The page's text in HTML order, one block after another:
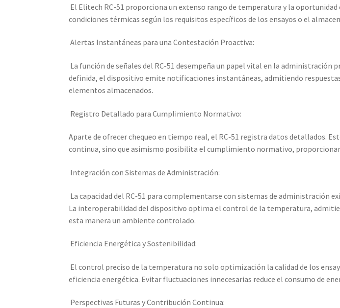
El Elitech RC-51 proporciona un extenso rango de temperatura y la
condiciones térmicas según los requisitos específicos de los ensayos o el
Alertas Instantáneas para una Contestación Proactiva:
La función de señales del RC-51 desempeña un papel vital en la
definida, el dispositivo emite notificaciones instantáneas, admitiendo
elementos almacenados.
Registro Detallado para Cumplimiento Normativo:
Aparte de ofrecer chequeo en tiempo real, el RC-51 registra datos detallados.
continua, sino que asimismo posibilita el cumplimiento normativo,
Integración con Sistemas de Administración:
La capacidad del RC-51 para complementarse con sistemas de
La interoperabilidad del dispositivo optima el control de la temperatura,
esta manera un ambiente controlado.
Eficiencia Energética y Sostenibilidad:
El control preciso de la temperatura no solo optimización la calidad de los
eficiencia energética. Evitar fluctuaciones innecesarias reduce el consumo de
Perspectivas Futuras y Contribución Continua: